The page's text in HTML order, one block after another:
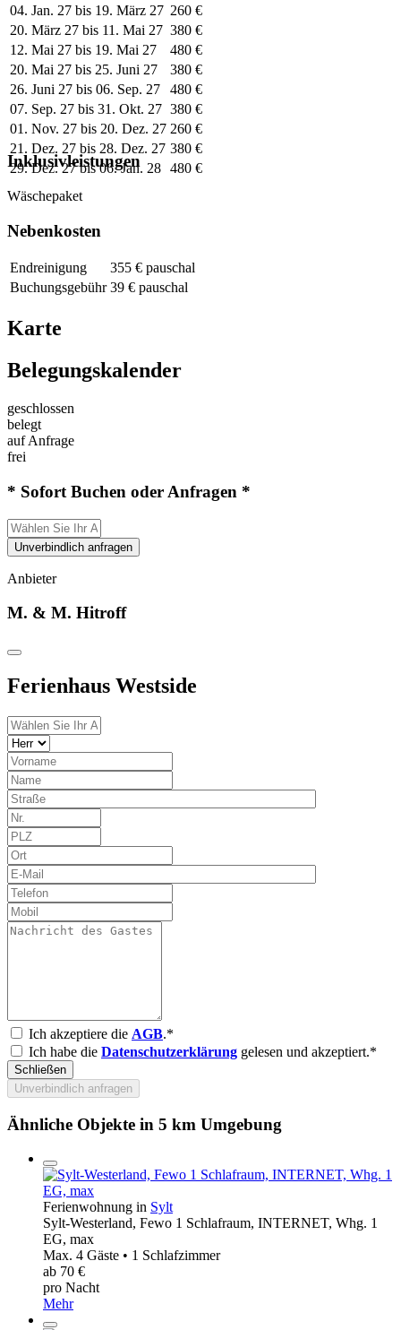
04. Jan. 27 bis 19. März 27 260 €
20. März 27 bis 11. Mai 27 380 €
12. Mai 27 bis 19. Mai 27
480 €
20. Mai 27 bis 25. Juni 27
380 €
26. Juni 27 bis 06. Sep. 27
480 €
07. Sep. 27 bis 31. Okt. 27 380 €
01. Nov. 27 bis 20. Dez. 27 260 €
21. Dez. 27 bis 28. Dez. 27 380 €
29. Dez. 27 bis 06. Jan. 28 480 €
Inklusivleistungen
Wäschepaket
Nebenkosten
Endreinigung
355 € pauschal
Buchungsgebühr 39 € pauschal
Karte
Belegungskalender
geschlossen
belegt
auf Anfrage
frei
* Sofort Buchen oder Anfragen *
Unverbindlich anfragen
Anbieter
M. & M. Hitroff
Ferienhaus Westside
Ich akzeptiere die AGB.*
Ich habe die Datenschutzerklärung gelesen und akzeptiert.*
Schließen
Unverbindlich anfragen
Ähnliche Objekte in 5 km Umgebung
Ferienwohnung in Sylt
Sylt-Westerland, Fewo 1 Schlafraum, INTERNET, Whg. 1
EG, max
Max. 4 Gäste • 1 Schlafzimmer
ab 70 €
pro Nacht
Mehr